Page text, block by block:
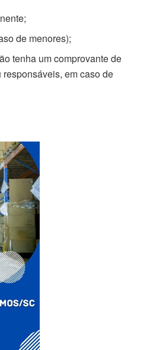
de menores);
tenha um comprovante de
em caso de